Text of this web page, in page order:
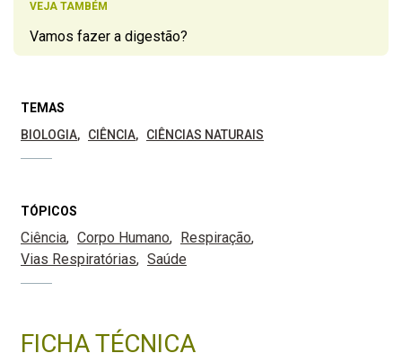
VEJA TAMBÉM
Vamos fazer a digestão?
TEMAS
BIOLOGIA
CIÊNCIA CIÊNCIAS NATURAIS
TÓPICOS
Ciência Corpo Humano
Respiração
Vias Respiratórias
Saúde
FICHA TÉCNICA